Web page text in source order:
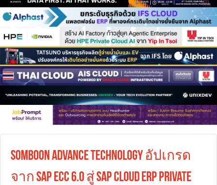
Somboon Advance Technology อัปเกรด
จาก SAP ECC 6.0 สู่ SAP Cloud ERP Private